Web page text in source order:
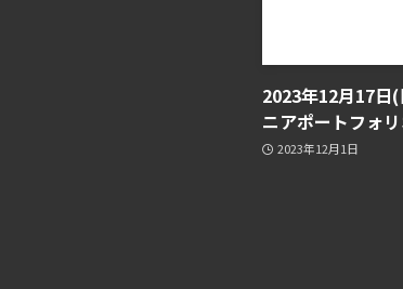
2023年12月17日
ニアポートフォ
2023年12月1日